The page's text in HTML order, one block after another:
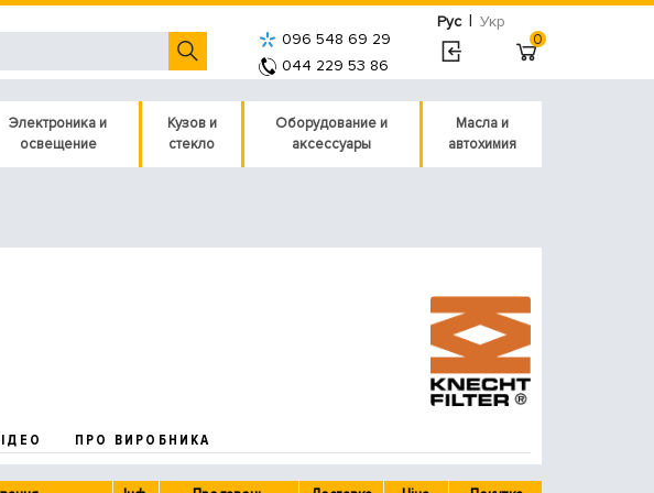
Рус | Укр
096 548 69 29
044 229 53 86
0
Электроника и
освещение
Кузов и
стекло
Оборудование и
аксессуары
Масла и
автохимия
ПРО ВИРОБНИКА